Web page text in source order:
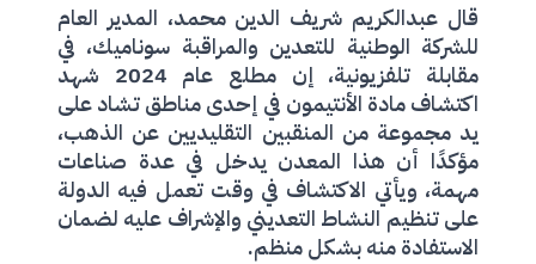
قال عبدالكريم شريف الدين محمد، المدير العام
للشركة الوطنية للتعدين والمراقبة سوناميك، في
مقابلة تلفزيونية، إن مطلع عام 2024 شهد
اكتشاف مادة الأنتيمون في إحدى مناطق تشاد على
يد مجموعة من المنقبين التقليديين عن الذهب،
مؤكدًا أن هذا المعدن يدخل في عدة صناعات
مهمة، ويأتي الاكتشاف في وقت تعمل فيه الدولة
على تنظيم النشاط التعديني والإشراف عليه لضمان
الاستفادة منه بشكل منظم.